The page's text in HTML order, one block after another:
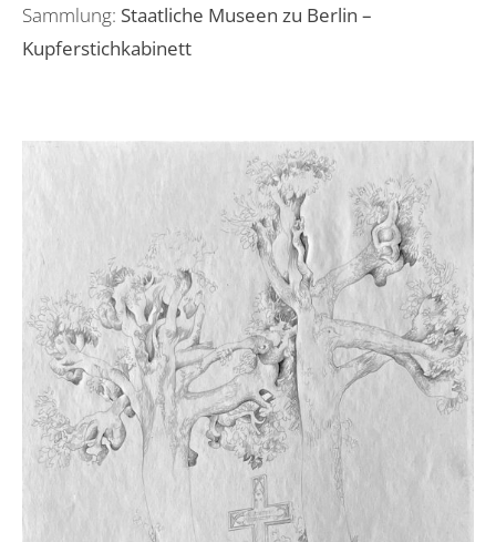
Sammlung: Staatliche Museen zu Berlin –
Kupferstichkabinett